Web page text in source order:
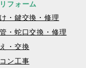
フォーム
・鍵交換・修理
・蛇口交換・修理
・交換
ン工事